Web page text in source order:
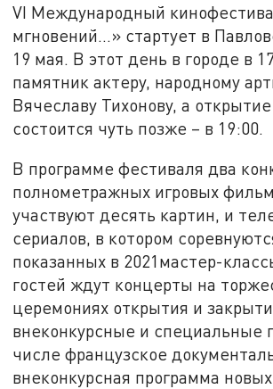
VI Международный
мгновений…» стартует в
19 мая. В этот день в городе в
памятник актеру, народному
Вячеславу Тихонову, а
состоится чуть позже – в 19:00.
В программе фестиваля два
полнометражных игровых
участвуют десять картин, и
сериалов, в котором
показанных в 2021мастер-
гостей ждут концерты на
церемониях открытия и
внеконкурсные и специальные
числе французское
внеконкурсная программа